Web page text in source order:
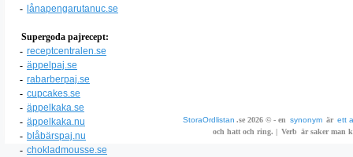
- lånapengarutanuc.se
Supergoda pajrecept:
- receptcentralen.se
- äppelpaj.se
- rabarberpaj.se
- cupcakes.se
- äppelkaka.se
- äppelkaka.nu
- blåbärspaj.nu
- chokladmousse.se
StoraOrdlistan .se 2026 © - en synonym är ett
och hatt och ring. | Verb är saker man